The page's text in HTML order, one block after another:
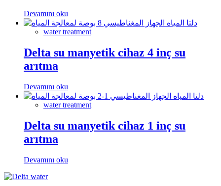
Devamını oku
water treatment
Delta su manyetik cihaz 4 inç su
arıtma
Devamını oku
water treatment
Delta su manyetik cihaz 1 inç su
arıtma
Devamını oku